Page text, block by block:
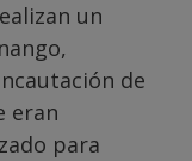
un
de
eran
para